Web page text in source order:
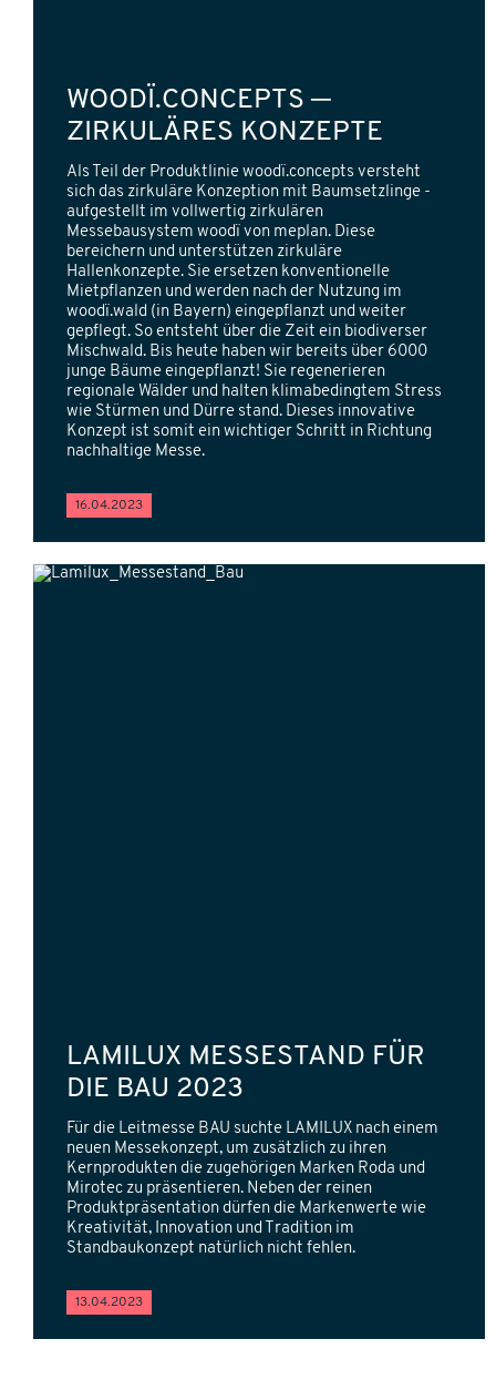
WOODÏ.CONCEPTS ─
ZIRKULÄRES KONZEPTE
Als Teil der Produktlinie woodï.concepts versteht
sich das zirkuläre Konzeption mit Baumsetzlinge -
aufgestellt im vollwertig zirkulären
Messebausystem woodï von meplan. Diese
bereichern und unterstützen zirkuläre
Hallenkonzepte. Sie ersetzen konventionelle
Mietpflanzen und werden nach der Nutzung im
woodï.wald (in Bayern) eingepflanzt und weiter
gepflegt. So entsteht über die Zeit ein biodiverser
Mischwald. Bis heute haben wir bereits über 6000
junge Bäume eingepflanzt! Sie regenerieren
regionale Wälder und halten klimabedingtem Stress
wie Stürmen und Dürre stand. Dieses innovative
Konzept ist somit ein wichtiger Schritt in Richtung
nachhaltige Messe.
16.04.2023
LAMILUX MESSESTAND FÜR
DIE BAU 2023
Für die Leitmesse BAU suchte LAMILUX nach einem
neuen Messekonzept, um zusätzlich zu ihren
Kernprodukten die zugehörigen Marken Roda und
Mirotec zu präsentieren. Neben der reinen
Produktpräsentation dürfen die Markenwerte wie
Kreativität, Innovation und Tradition im
Standbaukonzept natürlich nicht fehlen.
13.04.2023